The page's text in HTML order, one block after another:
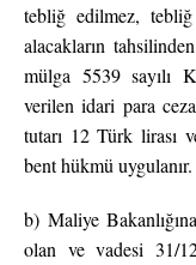
tebliğ edilmez,
alacakların
mülga 5539 sayılı
verilen idari para
tutarı 12 Türk lirası
bent hükmü uygulanır.
b) Maliye
olan ve vadesi 31/